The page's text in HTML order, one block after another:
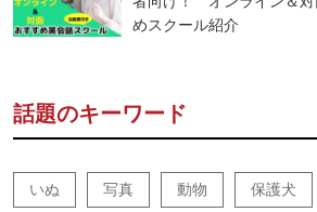
めスクール紹介
話題のキーワード
いぬ 写真 動物 保護犬